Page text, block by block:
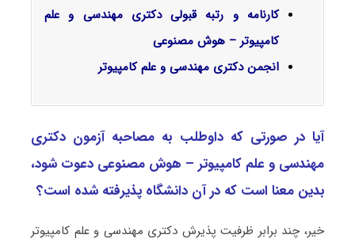
کارنامه و رتبه قبولی دکتری مهندسی و علم
کامپیوتر – هوش مصنوعی
انجمن دکتری مهندسی و علم کامپیوتر
آیا در صورتی که داوطلب به مصاحبه آزمون دکتری
مهندسی و علم کامپیوتر – هوش مصنوعی دعوت شود،
بدین معنا است که در آن دانشگاه پذیرفته شده است؟
خیر، چند برابر ظرفیت پذیرش دکتری مهندسی و علم کامپیوتر